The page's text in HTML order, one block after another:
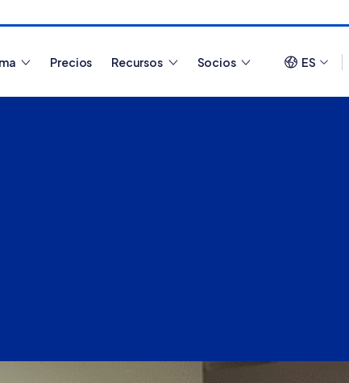
Precios Recursos
Tiendanube? Aprende a
Tiendanube?
Socios ES